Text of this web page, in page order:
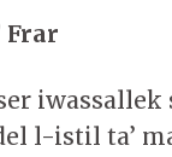
Frar
l-istil ta’